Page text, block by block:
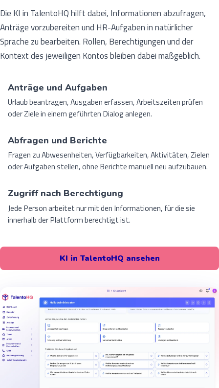
Die KI in TalentoHQ hilft dabei, Informationen abzufragen,
Anträge vorzubereiten und HR-Aufgaben in natürlicher
Sprache zu bearbeiten. Rollen, Berechtigungen und der
Kontext des jeweiligen Kontos bleiben dabei maßgeblich.
Anträge und Aufgaben
Urlaub beantragen, Ausgaben erfassen, Arbeitszeiten prüfen
oder Ziele in einem geführten Dialog anlegen.
Abfragen und Berichte
Fragen zu Abwesenheiten, Verfügbarkeiten, Aktivitäten, Zielen
oder Aufgaben stellen, ohne Berichte manuell neu aufzubauen.
Zugriff nach Berechtigung
Jede Person arbeitet nur mit den Informationen, für die sie
innerhalb der Plattform berechtigt ist.
KI in TalentoHQ ansehen